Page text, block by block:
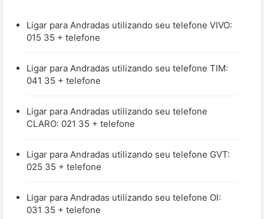
Ligar para Andradas utilizando seu telefone VIVO:
015 35 + telefone
Ligar para Andradas utilizando seu telefone TIM:
041 35 + telefone
Ligar para Andradas utilizando seu telefone
CLARO: 021 35 + telefone
Ligar para Andradas utilizando seu telefone GVT:
025 35 + telefone
Ligar para Andradas utilizando seu telefone OI:
031 35 + telefone